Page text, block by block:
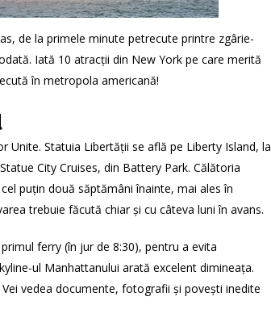
de la primele minute petrecute printre zgârie-
Iată 10 atracții din New York pe care merită
în metropola americană!
Unite. Statuia Libertății se află pe Liberty Island, la
City Cruises, din Battery Park. Călătoria
puțin două săptămâni înainte, mai ales în
trebuie făcută chiar și cu câteva luni în avans.
ferry (în jur de 8:30), pentru a evita
ul Manhattanului arată excelent dimineața.
vedea documente, fotografii și povești inedite